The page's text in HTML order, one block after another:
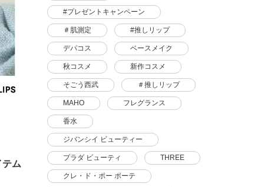
テム
#プレゼントキャンペーン
＃肌測定 #推しリップ
デパコス ベースメイク
秋コスメ 新作コスメ
そごう西武 ＃推しリップ
MAHO フレグランス
香水
ジバンシイ ビューティー
プラダ ビューティ THREE
クレ・ド・ポー ボーテ